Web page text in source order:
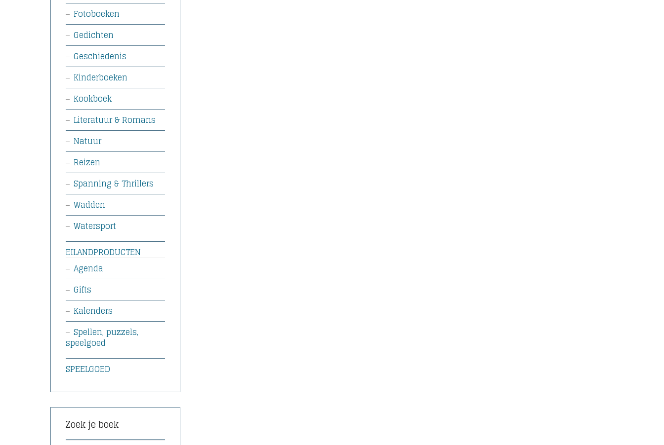
Fotoboeken
Gedichten
Geschiedenis
Kinderboeken
Kookboek
Literatuur & Romans
Natuur
Reizen
Spanning & Thrillers
Wadden
Watersport
EILANDPRODUCTEN
Agenda
Gifts
Kalenders
Spellen, puzzels,
speelgoed
SPEELGOED
Zoek je boek